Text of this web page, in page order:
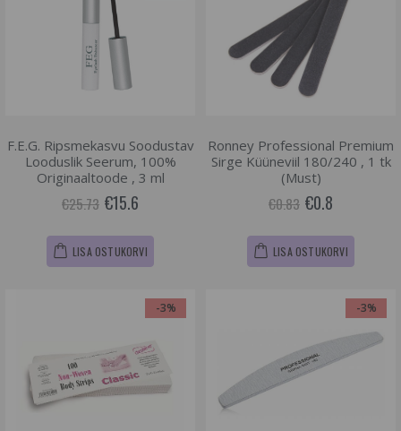
F.E.G. Ripsmekasvu Soodustav
Looduslik Seerum, 100%
Originaaltoode , 3 ml
€25.73 €15.6
LISA OSTUKORVI
Ronney Professional Premium
Sirge Küüneviil 180/240 , 1 tk
(Must)
€0.83 €0.8
LISA OSTUKORVI
-3% -3%